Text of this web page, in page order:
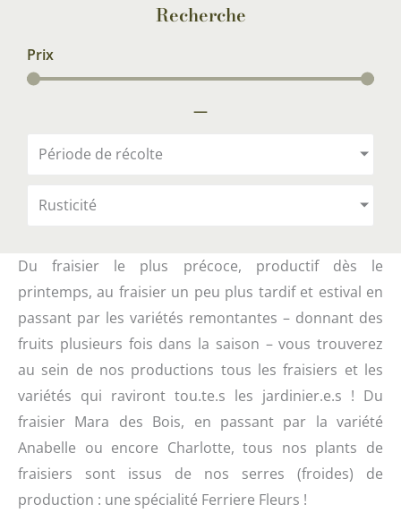
Recherche
Prix
—
Période de récolte
Rusticité
Du fraisier le plus précoce, productif dès le
printemps, au fraisier un peu plus tardif et estival en
passant par les variétés remontantes – donnant des
fruits plusieurs fois dans la saison – vous trouverez
au sein de nos productions tous les fraisiers et les
variétés qui raviront tou.te.s les jardinier.e.s ! Du
fraisier Mara des Bois, en passant par la variété
Anabelle ou encore Charlotte, tous nos plants de
fraisiers sont issus de nos serres (froides) de
production : une spécialité Ferriere Fleurs !